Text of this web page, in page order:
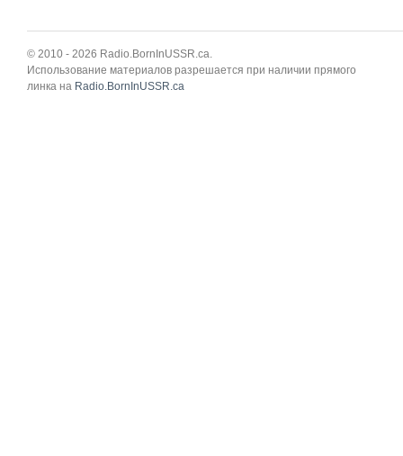
© 2010 - 2026 Radio.BornInUSSR.ca.
Использование материалов разрешается при наличии прямого
линка на Radio.BornInUSSR.ca